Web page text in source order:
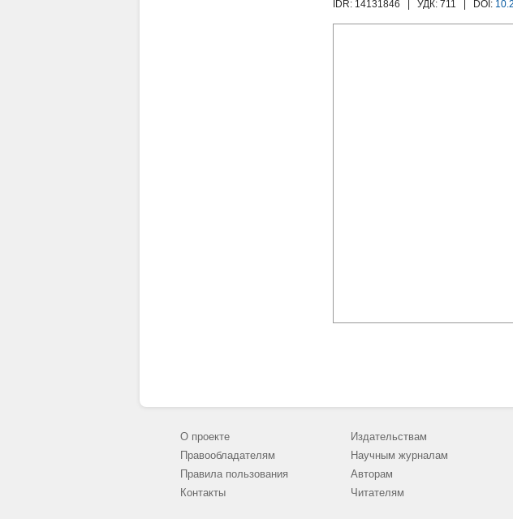
IDR: 14131846 | УДК: 711 | DOI:
О проекте
Правообладателям
Правила пользования
Контакты
Издательствам
Научным журналам
Авторам
Читателям